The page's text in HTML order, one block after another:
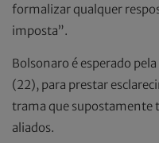
formalizar qualquer
imposta”.
Bolsonaro é esperado
(22), para prestar
trama que supostamente
aliados.